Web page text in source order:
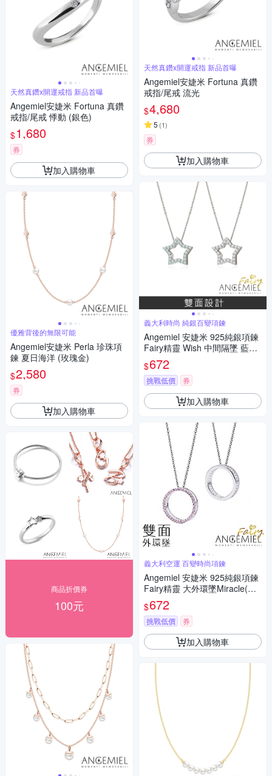
天然真鑽x開運戒指 新品首曝
Angemiel安婕米 Fortuna 真鑽
戒指/尾戒 悸動 (銀色)
$1,680
券
加入購物車
優雅背後的無限可能
Angemiel安婕米 Perla 珍珠項
鍊 夏日海洋 (玫瑰金)
$2,580
券
加入購物車
商品折價券
100元
天然真鑽x開運戒指 新品首曝
Angemiel安婕米 Fortuna 真鑽
戒指/尾戒 流光
$4,680
5 (1)
券
加入購物車
義大利時尚 純銀百變項鍊
Angemiel 安婕米 925純銀項鍊
Fairy精靈 Wish 中間隔墜 藍鑽.
白鑽
$672
挑戰低價 券
加入購物車
義大利空運 百變時尚項鍊
Angemiel 安婕米 925純銀項鍊
Fairy精靈 大外環墜Miracle(粉
紅鑽.銀)
$672
挑戰低價 券
加入購物車